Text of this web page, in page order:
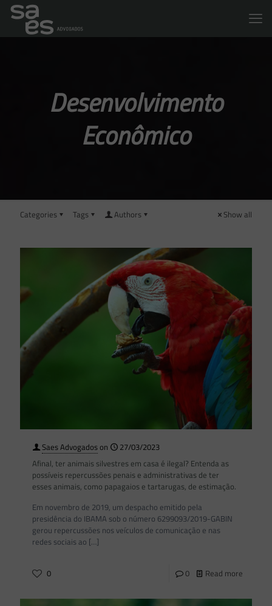
Desenvolvimento
Econômico
Categories Tags Authors Show all
Saes Advogadoson
27/03/2023
Afinal, ter animais silvestres em casa é ilegal? Entenda as
possíveis repercussões penais e administrativas de ter
esses animais, como papagaios e tartarugas, de estimação.
Em novembro de 2019, um despacho emitido pela
presidência do IBAMA sob o número 6299093/2019-GABIN
gerou repercussões nos veículos de comunicação e nas
redes sociais ao […]
0 0 Read more